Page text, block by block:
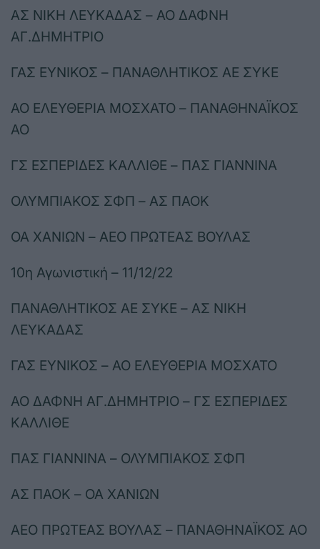
ΑΣ ΝΙΚΗ ΛΕΥΚΑΔΑΣ – ΑΟ ΔΑΦΝΗ
ΑΓ.ΔΗΜΗΤΡΙΟ
ΓΑΣ ΕΥΝΙΚΟΣ – ΠΑΝΑΘΛΗΤΙΚΟΣ ΑΕ ΣΥΚΕ
ΑΟ ΕΛΕΥΘΕΡΙΑ ΜΟΣΧΑΤΟ – ΠΑΝΑΘΗΝΑΪΚΟΣ
ΑΟ
ΓΣ ΕΣΠΕΡΙΔΕΣ ΚΑΛΛΙΘΕ – ΠΑΣ ΓΙΑΝΝΙΝΑ
ΟΛΥΜΠΙΑΚΟΣ ΣΦΠ – ΑΣ ΠΑΟΚ
ΟΑ ΧΑΝΙΩΝ – ΑΕΟ ΠΡΩΤΕΑΣ ΒΟΥΛΑΣ
10η Αγωνιστική – 11/12/22
ΠΑΝΑΘΛΗΤΙΚΟΣ ΑΕ ΣΥΚΕ – ΑΣ ΝΙΚΗ
ΛΕΥΚΑΔΑΣ
ΓΑΣ ΕΥΝΙΚΟΣ – ΑΟ ΕΛΕΥΘΕΡΙΑ ΜΟΣΧΑΤΟ
ΑΟ ΔΑΦΝΗ ΑΓ.ΔΗΜΗΤΡΙΟ – ΓΣ ΕΣΠΕΡΙΔΕΣ
ΚΑΛΛΙΘΕ
ΠΑΣ ΓΙΑΝΝΙΝΑ – ΟΛΥΜΠΙΑΚΟΣ ΣΦΠ
ΑΣ ΠΑΟΚ – ΟΑ ΧΑΝΙΩΝ
ΑΕΟ ΠΡΩΤΕΑΣ ΒΟΥΛΑΣ – ΠΑΝΑΘΗΝΑΪΚΟΣ ΑΟ